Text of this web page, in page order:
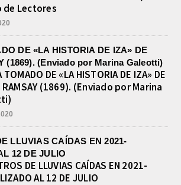
de Lectores
TOMADO DE «LA HISTORIA DE IZA» DE
RAMSAY (1869). (Enviado por Marina
DE LLUVIAS CAÍDAS EN 2021-
AL 12 DE JULIO